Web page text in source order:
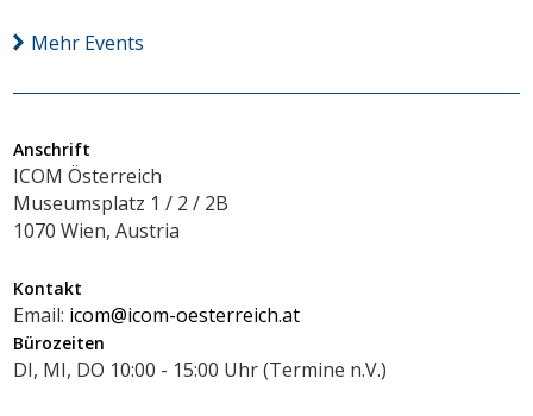
Mehr Events
Anschrift
ICOM Österreich
Museumsplatz 1 / 2 / 2B
1070 Wien, Austria
Kontakt
Email: icom@icom-oesterreich.at
Bürozeiten
DI, MI, DO 10:00 - 15:00 Uhr (Termine n.V.)